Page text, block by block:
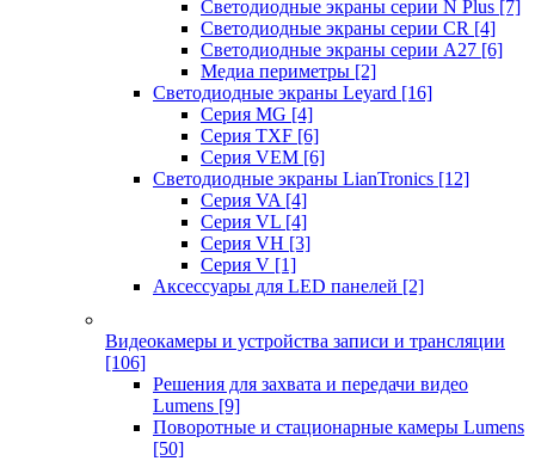
Светодиодные экраны серии N Plus [7]
Светодиодные экраны серии CR [4]
Светодиодные экраны серии А27 [6]
Медиа периметры [2]
Светодиодные экраны Leyard [16]
Серия MG [4]
Серия TXF [6]
Серия VEM [6]
Светодиодные экраны LianTronics [12]
Серия VA [4]
Серия VL [4]
Серия VH [3]
Серия V [1]
Аксессуары для LED панелей [2]
Видеокамеры и устройства записи и трансляции
[106]
Решения для захвата и передачи видео
Lumens [9]
Поворотные и стационарные камеры Lumens
[50]